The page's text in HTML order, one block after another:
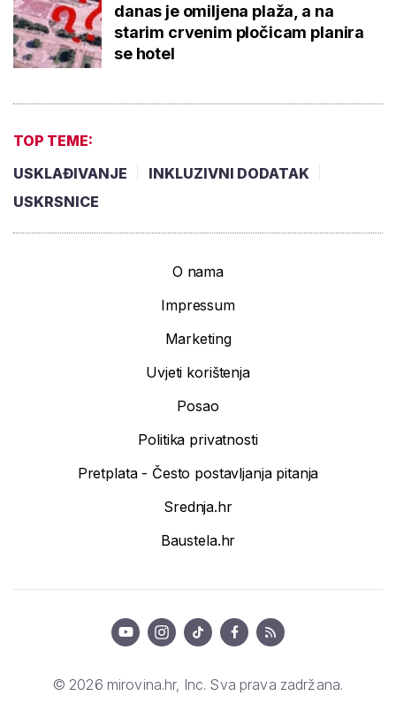
danas je omiljena plaža, a na
starim crvenim pločicam planira
se hotel
TOP TEME:
USKLAĐIVANJE
INKLUZIVNI DODATAK
USKRSNICE
O nama
Impressum
Marketing
Uvjeti korištenja
Posao
Politika privatnosti
Pretplata - Često postavljanja pitanja
Srednja.hr
Baustela.hr
© 2026 mirovina.hr, Inc. Sva prava zadržana.